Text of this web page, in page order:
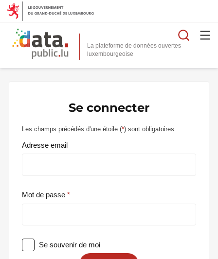
La plateforme de données ouvertes
Se connecter
Les champs précédés d'une étoile (*) sont obligatoires.
Adresse email
Mot de passe
Se souvenir de moi